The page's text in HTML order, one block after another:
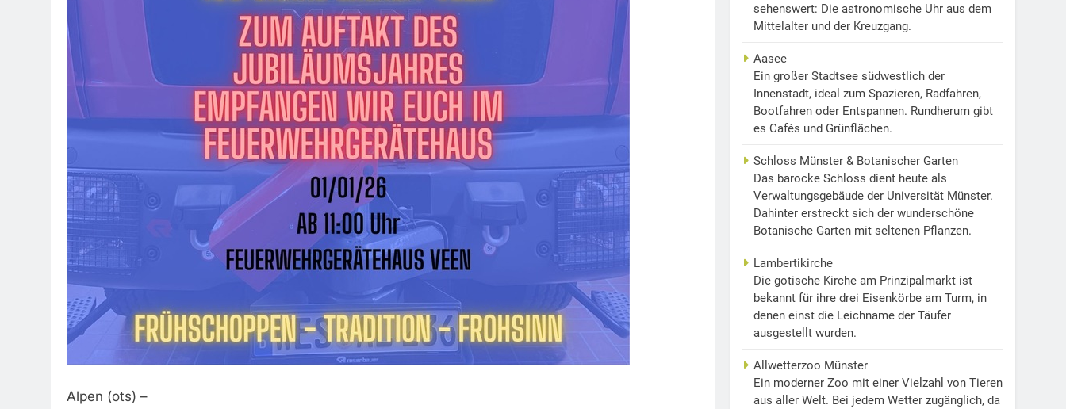
Alpen (ots) –
sehenswert: Die astronomische Uhr aus dem
Mittelalter und der Kreuzgang.
Aasee
Ein großer Stadtsee südwestlich der
Innenstadt, ideal zum Spazieren, Radfahren,
Bootfahren oder Entspannen. Rundherum gibt
es Cafés und Grünflächen.
Schloss Münster & Botanischer Garten
Das barocke Schloss dient heute als
Verwaltungsgebäude der Universität Münster.
Dahinter erstreckt sich der wunderschöne
Botanische Garten mit seltenen Pflanzen.
Lambertikirche
Die gotische Kirche am Prinzipalmarkt ist
bekannt für ihre drei Eisenkörbe am Turm, in
denen einst die Leichname der Täufer
ausgestellt wurden.
Allwetterzoo Münster
Ein moderner Zoo mit einer Vielzahl von Tieren
aus aller Welt. Bei jedem Wetter zugänglich, da